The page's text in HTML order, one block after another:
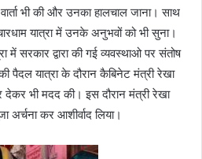
भी की और उनका हालचाल जाना। साथ
यात्रा में उनके अनुभवों को भी सुना।
में सरकार द्वारा की गई व्यवस्थाओ पर संतोष
पैदल यात्रा के दौरान कैबिनेट मंत्री रेखा
देकर भी मदद की। इस दौरान मंत्री रेखा
अर्चना कर आशीर्वाद लिया।